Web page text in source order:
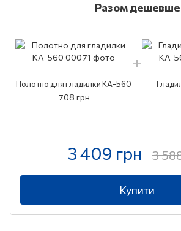
Разом дешевше
Полотно для гладилки КА-560
708 грн
3 409 грн 3
Купити